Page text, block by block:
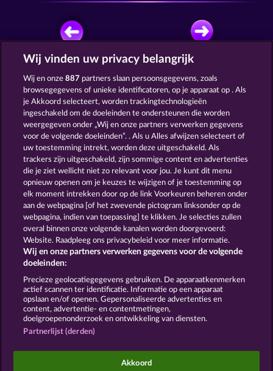
GRATIS SPELEN
Magic Stone Roman Legion
Crystal Ball Phantoms Mirror
Algemene voorwaarden Privacyverklaring
Colofon Bedrijf FAQ
Terugbetalingsverzoek indienen
Wij vinden uw privacy belangrijk
Wij en onze887 partners slaan persoonsgegevens, zoals
browsegegevens of unieke identificatoren, op je apparaat op . Als
je Akkoord selecteert, worden trackingtechnologieën
ingeschakeld om de doeleinden te ondersteunen die worden
weergegeven onder „Wij en onze partners verwerken gegevens
voor de volgende doeleinden”. . Als u Alles afwijzen selecteert of
uw toestemming intrekt, worden deze uitgeschakeld. Als
trackers zijn uitgeschakeld, zijn sommige content en advertenties
die je ziet wellicht niet zo relevant voor jou. Je kunt dit menu
opnieuw openen om je keuzes te wijzigen of je toestemming op
elk moment intrekken door op de link Voorkeuren beheren onder
aan de webpagina [of het zwevende pictogram linksonder op de
webpagina, indien van toepassing] te klikken. Je selecties zullen
overal binnen onze volgende kanalen worden doorgevoerd:
Website. Raadpleeg ons privacybeleid voor meer informatie.
Wij en onze partners verwerken gegevens voor de volgende
doeleinden:
Precieze geolocatiegegevens gebruiken. De apparaatkenmerken
actief scannen ter identificatie. Informatie op een apparaat
opslaan en/of openen. Gepersonaliseerde advertenties en
content, advertentie- en contentmetingen,
doelgroepenonderzoek en ontwikkeling van diensten.
Partnerlijst (derden)
Akkoord